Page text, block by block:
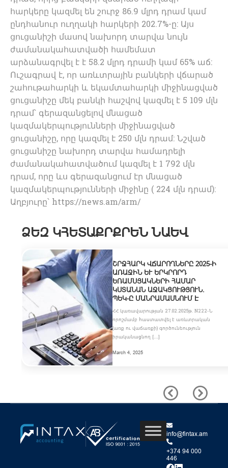
հարկերը կազմել են շուրջ 86.9 մլրդ դրամ կամ
ընդհանուր ուղղակի հարկերի 202.7%-ը: Այս
ցուցանիշի մասով նախորդ տարվա նույն
ժամանակահատվածի համեմատ
արձանագրվել է է 58.2 մլրդ դրամի կամ 65% աճ:
Ուշագրավ է, որ առևտրային բանկերի վճարած
շահութահարկի և եկամտահարկի միջինացված
ցուցանիշը մեկ բանկի հաշվով կազմել է 5 109 մլն
դրամ՝ գերազանցելով մնացած
կազմակերպությունների միջինացված
ցուցանիշը, որը կազմել է 250 մլն դրամ: Նշված
ցուցանիշը նախորդ տարվա համադրելի
ժամանակահատվածում կազմել է 1 792 մլն
դրամ, որը ևս գերազանցում էր մնացած
կազմակերպությունների միջինը ( 224 մլն դրամ):
Աղբյուրը՝ https://news.am/arm/
ՁԵԶ ԿՀԵՏԱՔՐՔՐԵՆ ՆԱԵՎ
ՇՐՋՀԱՐԿ ՎՃԱՐՈՂՆԵՐԸ 2025-Ի
ԱՌԱՋԻՆ ԵՒ ԵՐԿՐՈՐԴ Ե
ՌԱՄՍՅԱԿՆԵՐԻ ՀԱՄԱՐ Կ
ՍՏԱՆԱՆ ԱՋԱԿՑՈՒԹՅՈՒՆ. Պ
ԵԿ-Ը ՄԱՆՐԱՄԱՍՆՈՒՄ Է
ՀՀ կառավարության 27.02.2025թ. N222-Ն
որոշմամբ հաստատվել է առևտրական
(առք ու վաճառքի) գործունեություն
իրականացնող […]
March 4, 2025
info@fintax.am
+374 94 000
446